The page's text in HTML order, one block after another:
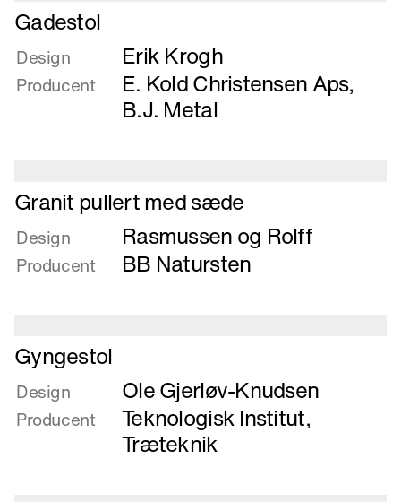
Læs
mere
om
Gadestol
Gadestol
Design Erik Krogh
Producent E. Kold Christensen Aps,
B.J. Metal
Læs
mere
om
Granit
pullert
Granit pullert med sæde
Design Rasmussen og Rolff
Producent BB Natursten
Læs
mere
om
Gyngestol
Gyngestol
Design Ole Gjerløv-Knudsen
Producent
Teknologisk Institut,
Træteknik